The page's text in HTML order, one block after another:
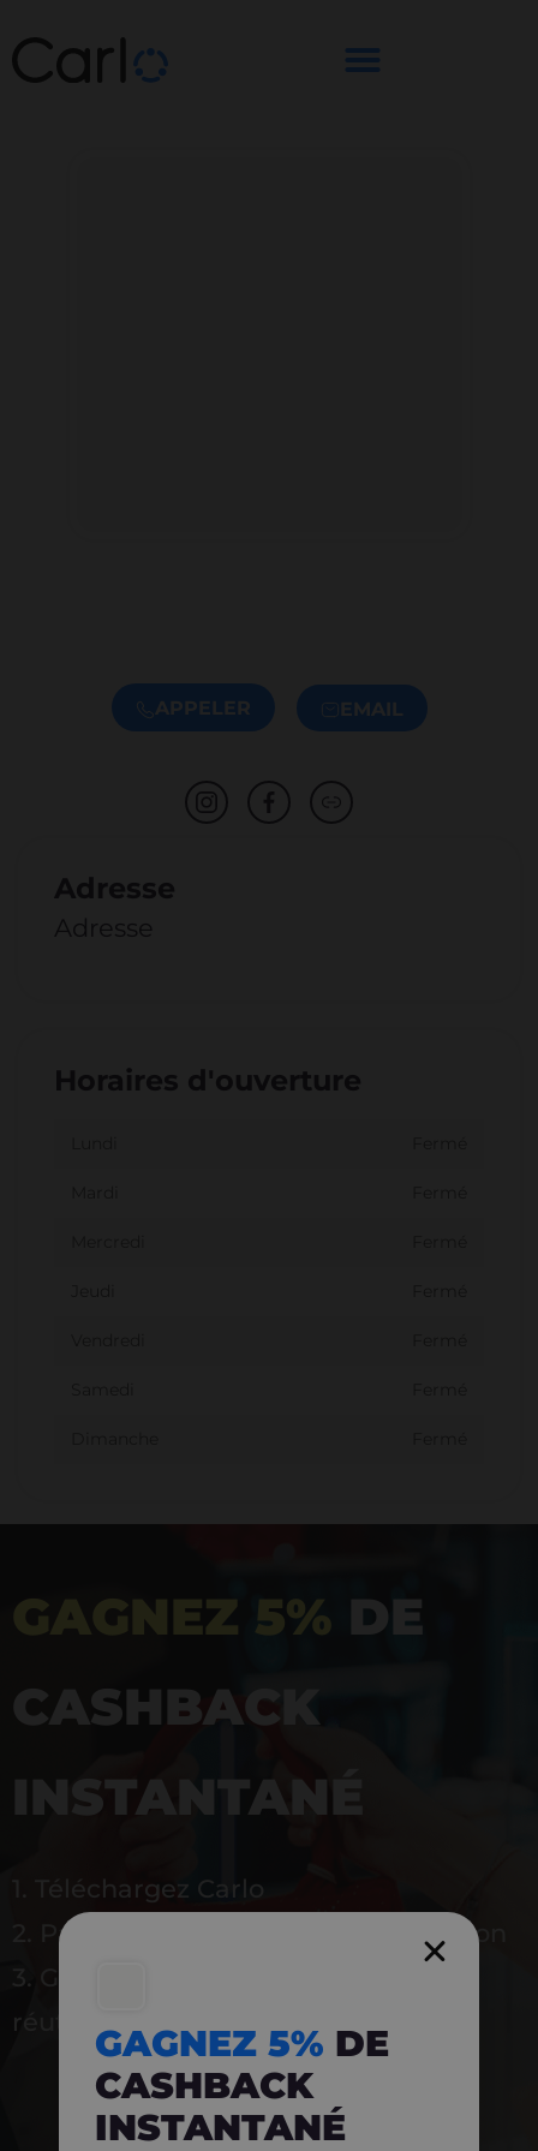
APPELER EMAIL
Adresse
Adresse
Horaires d'ouverture
GAGNEZ 5% DE
CASHBACK
INSTANTANÉ
1. Téléchargez Carlo
2. Payez en magasin avec l’application
3. Gagnez instantanément 5 % à
réutiliserGAGNEZ 5% DE
CASHBACK
INSTANTANÉ